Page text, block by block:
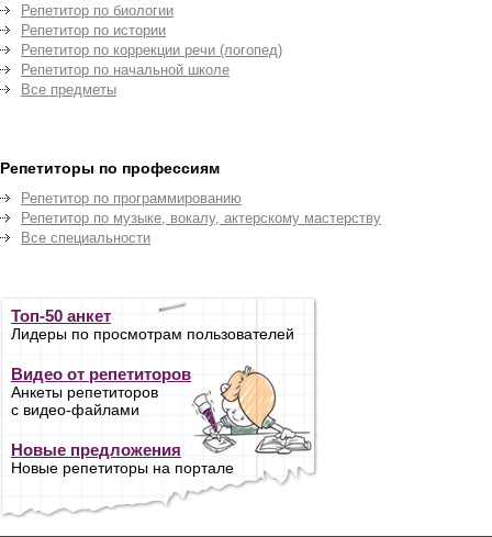
Репетитор по биологии
Репетитор по истории
Репетитор по коррекции речи (логопед)
Репетитор по начальной школе
Все предметы
Репетиторы по профессиям
Репетитор по программированию
Репетитор по музыке, вокалу, актерскому мастерству
Все специальности
Топ-50 анкет
Лидеры по просмотрам пользователей
Видео от репетиторов
Анкеты репетиторов
с видео-файлами
Новые предложения
Новые репетиторы на портале